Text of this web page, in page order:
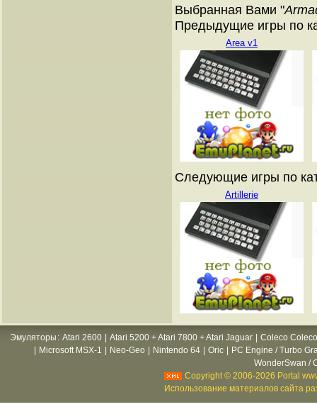
Выбранная Вами "
Предыдущие игры по
Area v1
Следующие игры по
Artillerie
Эмуляторы : Atari 2600 Atari 5200 + Atari 7800 + Atari Jaguar
Coleco
Microsoft MSX-1 Neo-Geo Nintendo 64 Oric
PC Engine / Turbo
WonderSwan /
Copyright © 2006-2026 Portal
Использование материалов сайта